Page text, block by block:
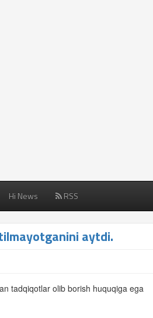
Hi News RSS
aytdi.
tadqiqotlar olib borish huquqiga ega